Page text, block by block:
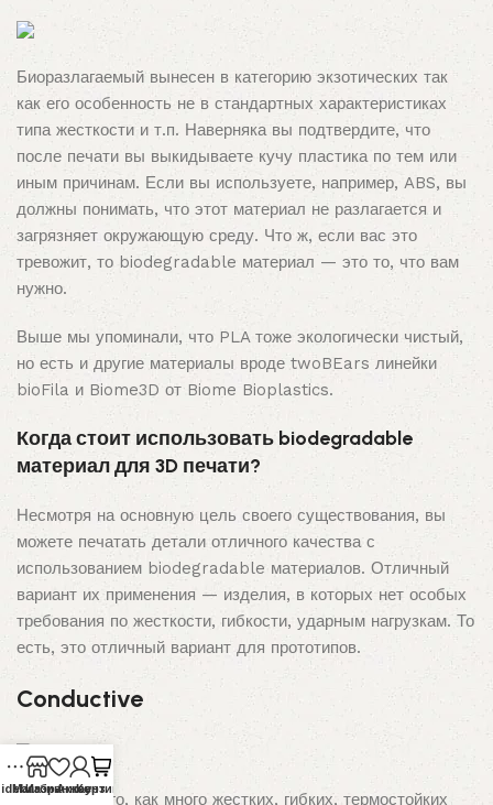
Биоразлагаемый вынесен в категорию экзотических так
как его особенность не в стандартных характеристиках
типа жесткости и т.п. Наверняка вы подтвердите, что
после печати вы выкидываете кучу пластика по тем или
иным причинам. Если вы используете, например, ABS, вы
должны понимать, что этот материал не разлагается и
загрязняет окружающую среду. Что ж, если вас это
тревожит, то biodegradable материал — это то, что вам
нужно.
Выше мы упоминали, что PLA тоже экологически чистый,
но есть и другие материалы вроде twoBEars линейки
bioFila и Biome3D от Biome Bioplastics.
Когда стоит использовать biodegradable
материал для 3D печати?
Несмотря на основную цель своего существования, вы
можете печатать детали отличного качества с
использованием biodegradable материалов. Отличный
вариант их применения — изделия, в которых нет особых
требования по жесткости, гибкости, ударным нагрузкам. То
есть, это отличный вариант для прототипов.
Conductive
С учетом того, как много жестких, гибких, термостойких
Магазин
Избранное
Аккаунт
Корзина